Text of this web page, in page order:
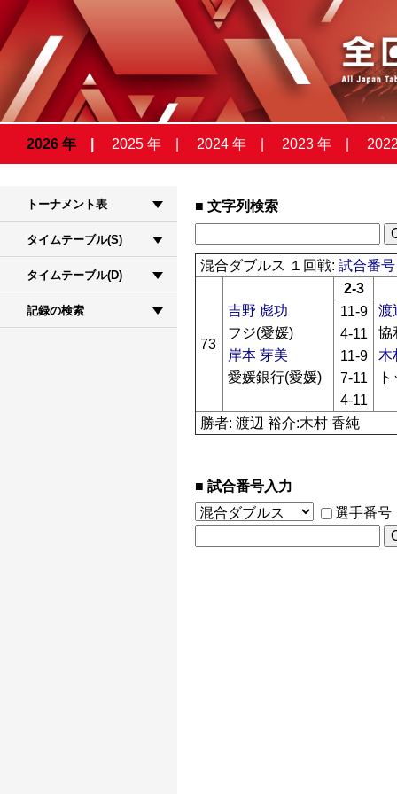
2026 年 2025 年 2024 年 2023 年
トーナメント表
タイムテーブル(S)
タイムテーブル(D)
記録の検索
文字列検索
混合ダブルス １回戦:試合番
73
吉野 彪功
フジ(愛媛)
岸本 芽美
愛媛銀行(愛媛)
2-3
渡
協
木
11-9
4-11
11-9
7-11
4-11
勝者: 渡辺 裕介:木村 香純
試合番号入力
選手番号